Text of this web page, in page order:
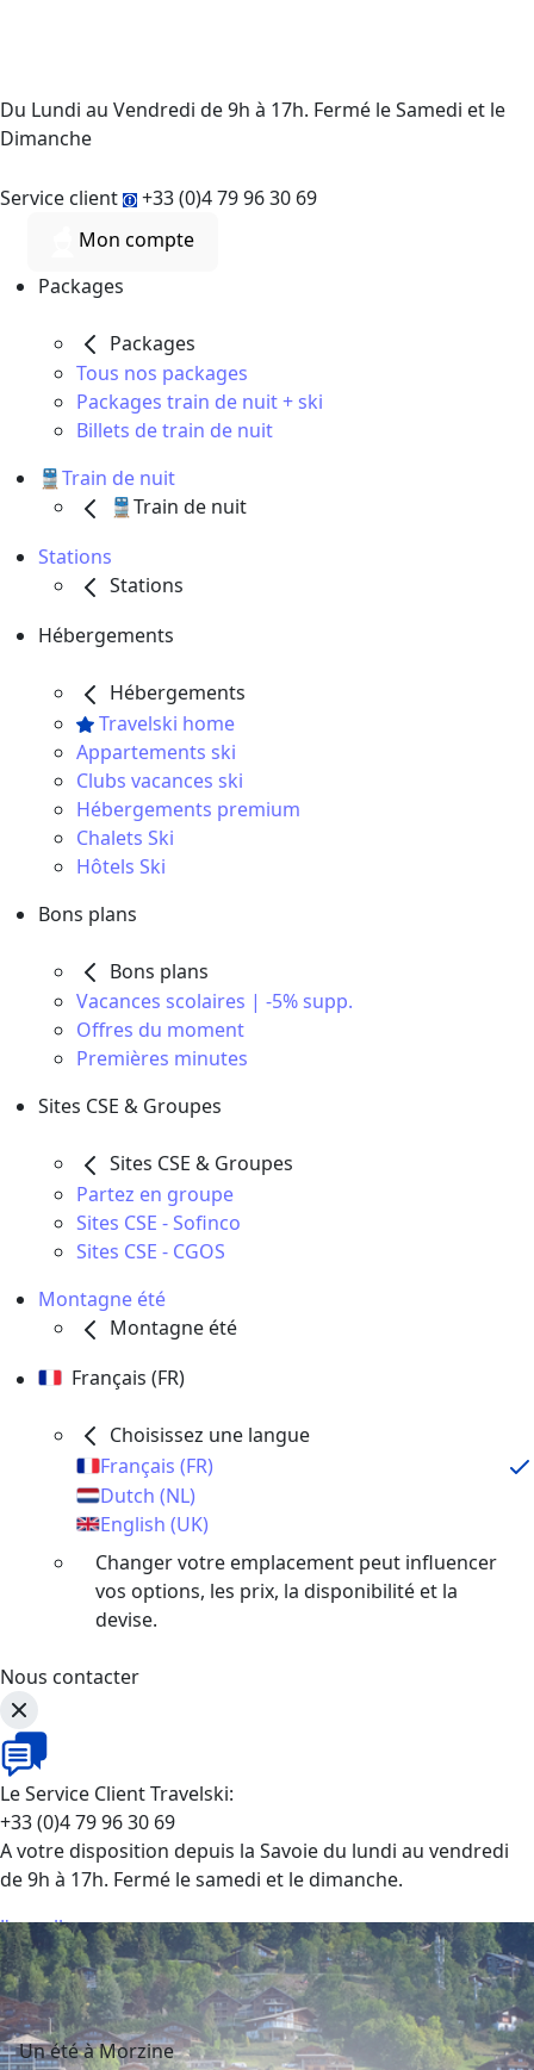
Du Lundi au Vendredi de 9h à 17h. Fermé le Samedi et le
Dimanche
Service client
+33 (0)4 79 96 30 69
Mon compte
Packages
Packages
Tous nos packages
Packages train de nuit + ski
Billets de train de nuit
🚆Train de nuit
🚆Train de nuit
Stations
Stations
Hébergements
Hébergements
Travelski home
Appartements ski
Clubs vacances ski
Hébergements premium
Chalets Ski
Hôtels Ski
Bons plans
Bons plans
Vacances scolaires | -5% supp.
Offres du moment
Premières minutes
Sites CSE & Groupes
Sites CSE & Groupes
Partez en groupe
Sites CSE - Sofinco
Sites CSE - CGOS
Montagne été
Montagne été
Français (FR)
Choisissez une langue
Français (FR)
Dutch (NL)
English (UK)
Changer votre emplacement peut influencer
vos options, les prix, la disponibilité et la
devise.
Nous contacter
Le Service Client Travelski:
+33 (0)4 79 96 30 69
A votre disposition depuis la Savoie du lundi au vendredi
de 9h à 17h. Fermé le samedi et le dimanche.
J'appelle
Un été à Morzine